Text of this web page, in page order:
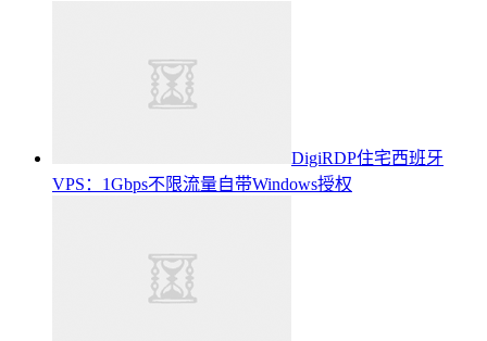
DigiRDP住宅西班牙
VPS：1Gbps不限流量自带Windows授权